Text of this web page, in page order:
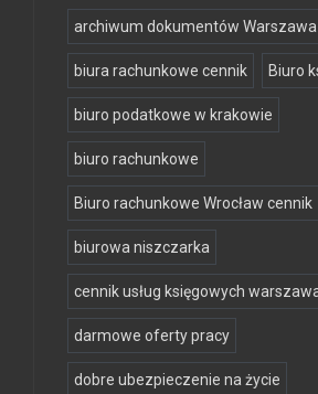
archiwum dokumentów Warszawa
biura rachunkowe cennik Biuro
biuro podatkowe w krakowie
biuro rachunkowe
Biuro rachunkowe Wrocław cennik
biurowa niszczarka
cennik usług księgowych
darmowe oferty pracy
dobre ubezpieczenie na życie